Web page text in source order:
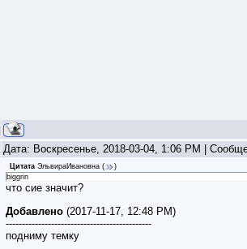
Дата: Воскресенье, 2018-03-04, 1:06 PM |
Цитата ЭльвираИвановна (
)
biggrin
что сие значит?
Добавлено (2017-11-17, 12:48 PM)
---------------------------------------------
подниму темку